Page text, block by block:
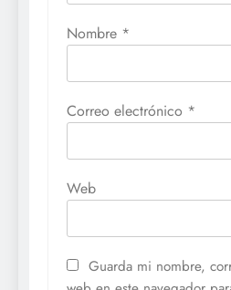
Nombre *
Correo electrónico *
Web
Guarda mi nombre,